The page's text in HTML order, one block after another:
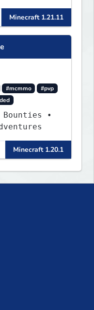
Minecraft 1.21.11
#mcmmo
#pvp
Bounties •
Minecraft 1.20.1